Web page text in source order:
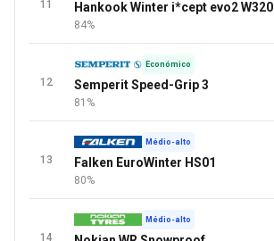
11 Hankook Winter i*cept evo2 W320
84%
12
Económico
Semperit Speed-Grip 3
81%
13
Médio-alto
Falken EuroWinter HS01
80%
14
Médio-alto